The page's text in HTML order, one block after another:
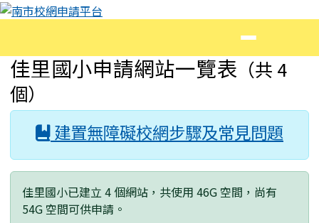
跳至主內容區
南市校網申請平台
主內容區域
佳里國小申請網站一覽表 （共 4
個）
建置無障礙校網步驟及常見問題
佳里國小已建立 4 個網站，共使用 46G 空間，尚有
54G 空間可供申請。
頁尾區域